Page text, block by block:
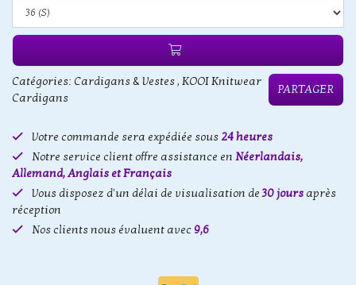
Catégories: Cardigans & Vestes, KOOI Knitwear
Cardigans
PARTAGER
Votre commande sera expédiée sous24 heures
Notre service client offre assistance en Néerlandais,
Allemand, Anglais et Français
Vous disposez d'un délai de visualisation de30 jours après
réception
Nos clients nous évaluent avec 9,6